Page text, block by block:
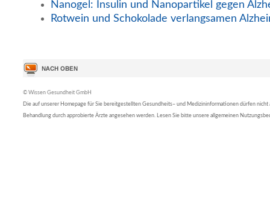
Nanogel: Insulin und Nanopartikel gegen
Rotwein und Schokolade verlangsamen
© Wissen Gesundheit GmbH
Die auf unserer Homepage für Sie bereitgestellten Gesundheits– und Medizininformationen dürfen nicht
Behandlung durch approbierte Ärzte angesehen werden. Lesen Sie bitte unsere allgemeinen